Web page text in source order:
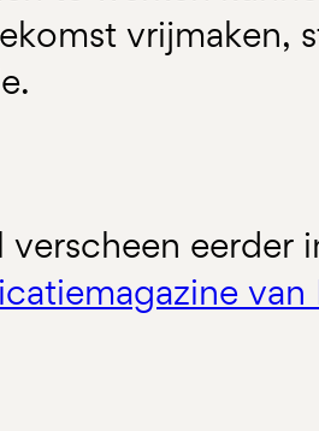
vrijmaken,
verscheen eerder
van